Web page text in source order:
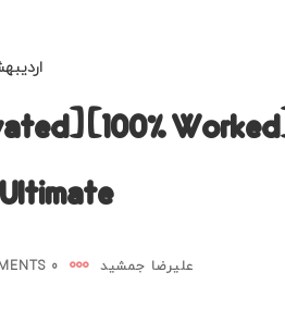
اردیبهشت
[100%
علیرضا جمشید 0 COMMENTS